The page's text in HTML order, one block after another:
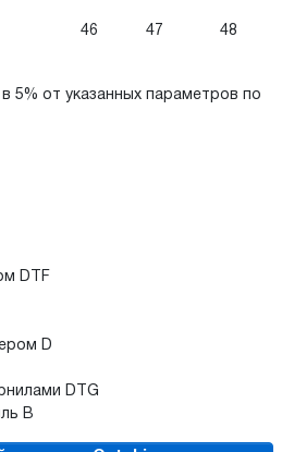
46 47 48
5% от указанных параметров по
DTF
D
DTG
B